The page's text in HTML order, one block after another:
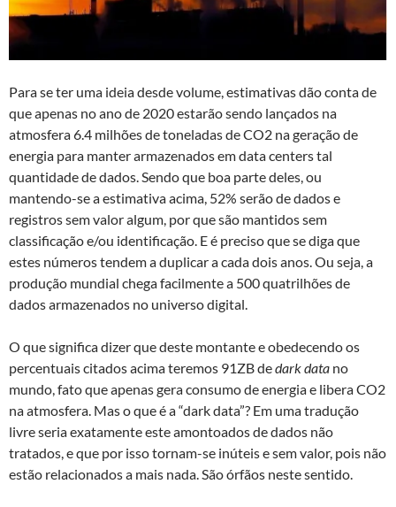
Para se ter uma ideia desde volume, estimativas dão conta de
que apenas no ano de 2020 estarão sendo lançados na
atmosfera 6.4 milhões de toneladas de CO2 na geração de
energia para manter armazenados em data centers tal
quantidade de dados. Sendo que boa parte deles, ou
mantendo-se a estimativa acima, 52% serão de dados e
registros sem valor algum, por que são mantidos sem
classificação e/ou identificação. E é preciso que se diga que
estes números tendem a duplicar a cada dois anos. Ou seja, a
produção mundial chega facilmente a 500 quatrilhões de
dados armazenados no universo digital.
O que significa dizer que deste montante e obedecendo os
percentuais citados acima teremos 91ZB dedark data no
mundo, fato que apenas gera consumo de energia e libera CO2
na atmosfera. Mas o que é a “dark data”? Em uma tradução
livre seria exatamente este amontoados de dados não
tratados, e que por isso tornam-se inúteis e sem valor, pois não
estão relacionados a mais nada. São órfãos neste sentido.